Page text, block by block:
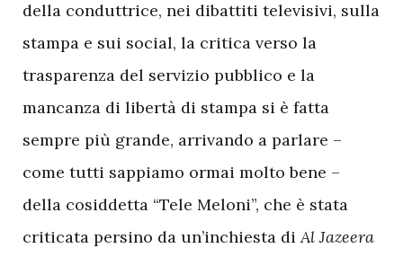
della conduttrice, nei dibattiti televisivi, sulla
stampa e sui social, la critica verso la
trasparenza del servizio pubblico e la
mancanza di libertà di stampa si è fatta
sempre più grande, arrivando a parlare –
come tutti sappiamo ormai molto bene –
della cosiddetta “Tele Meloni”, che è stata
criticata persino da un’inchiesta diAl Jazeera